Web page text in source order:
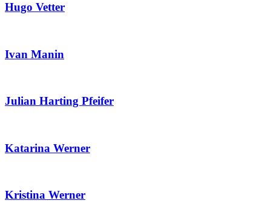
Hugo Vetter
Ivan Manin
Julian Harting Pfeifer
Katarina Werner
Kristina Werner